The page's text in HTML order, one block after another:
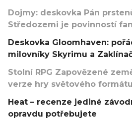
Dojmy: deskovka Pán
Středozemi je povinností
Deskovka Gloomhaven:
milovníky Skyrimu a
Stolní RPG Zapovězené
verze hry světového formátu
Heat – recenze jediné
opravdu potřebujete